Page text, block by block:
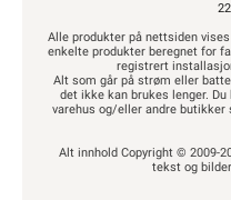
Alle produkter på nettsiden
enkelte produkter beregnet for
registrert
Alt som går på strøm eller
det ikke kan brukes lenger.
varehus og/eller andre butikker
Alt innhold Copyright © 2009-
tekst og